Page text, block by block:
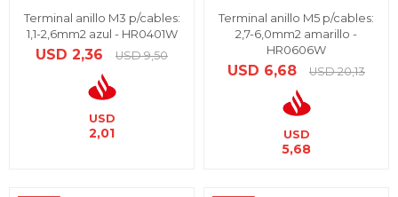
Terminal anillo M3 p/cables:
1,1-2,6mm2 azul - HR0401W
USD 2,36 USD 9,50
USD
2,01
Terminal anillo M5 p/cables:
2,7-6,0mm2 amarillo -
HR0606W
USD 6,68 USD 20,13
USD
5,68